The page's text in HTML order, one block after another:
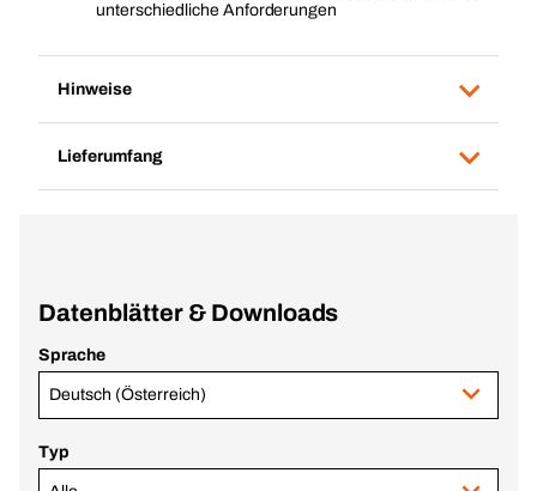
unterschiedliche Anforderungen
Hinweise
Lieferumfang
Datenblätter & Downloads
Sprache
Deutsch (Österreich)
Typ